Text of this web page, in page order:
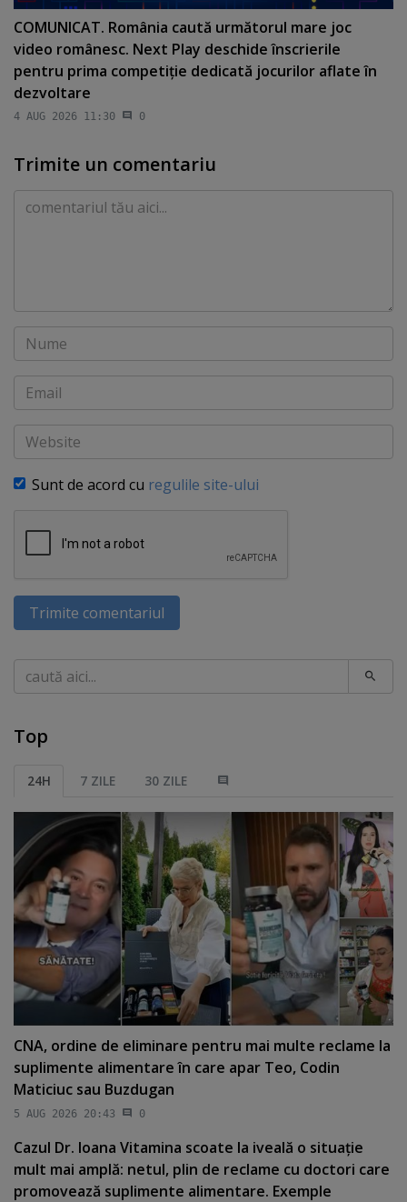
COMUNICAT. România caută următorul mare joc
video românesc. Next Play deschide înscrierile
pentru prima competiţie dedicată jocurilor aflate în
dezvoltare
4 AUG 2026 11:30 0
Trimite un comentariu
Comentariu
Nume
Email
Website
Sunt de acord cu regulile site-ului
Trimite comentariul
Caută
Top
24H 7 ZILE 30 ZILE
CNA, ordine de eliminare pentru mai multe reclame la
suplimente alimentare în care apar Teo, Codin
Maticiuc sau Buzdugan
5 AUG 2026 20:43 0
Cazul Dr. Ioana Vitamina scoate la iveală o situaţie
mult mai amplă: netul, plin de reclame cu doctori care
promovează suplimente alimentare. Exemple